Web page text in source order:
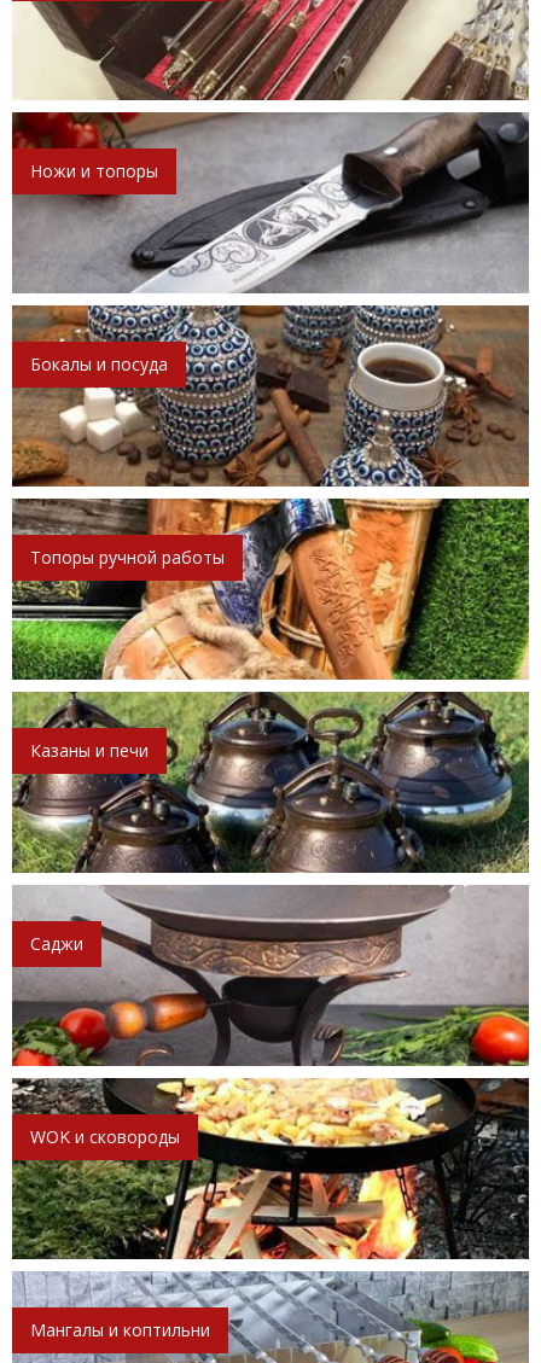
Ножи и топоры
Бокалы и посуда
Топоры ручной работы
Казаны и печи
Саджи
WOK и сковороды
Мангалы и коптильни